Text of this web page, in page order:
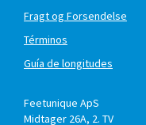
Fragt og Forsendelse
Términos
Guía de longitudes
Feetunique ApS
Midtager 26A, 2. TV